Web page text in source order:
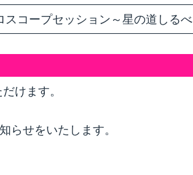
スコープセッション～星の道しるべ
けます。
らせをいたします。